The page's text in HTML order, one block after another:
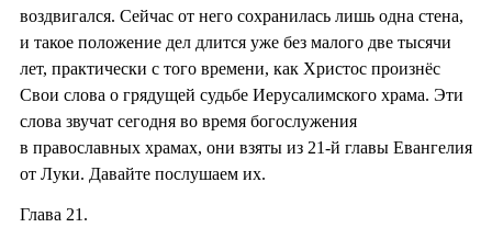
воздвигался. Сейчас от него сохранилась лишь одна стена,
и такое положение дел длится уже без малого две тысячи
лет, практически с того времени, как Христос произнёс
Свои слова о грядущей судьбе Иерусалимского храма. Эти
слова звучат сегодня во время богослужения
в православных храмах, они взяты из 21-й главы Евангелия
от Луки. Давайте послушаем их.
Глава 21.